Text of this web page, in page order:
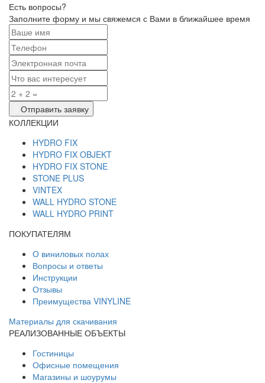
Есть вопросы?
Заполните форму и мы свяжемся с Вами в ближайшее время
Отправить заявку
КОЛЛЕКЦИИ
HYDRO FIX
HYDRO FIX OBJEKT
HYDRO FIX STONE
STONE PLUS
VINTEX
WALL HYDRO STONE
WALL HYDRO PRINT
ПОКУПАТЕЛЯМ
О виниловых полах
Вопросы и ответы
Инструкции
Отзывы
Преимущества VINYLINE
Материалы для скачивания
РЕАЛИЗОВАННЫЕ ОБЪЕКТЫ
Гостиницы
Офисные помещения
Магазины и шоурумы